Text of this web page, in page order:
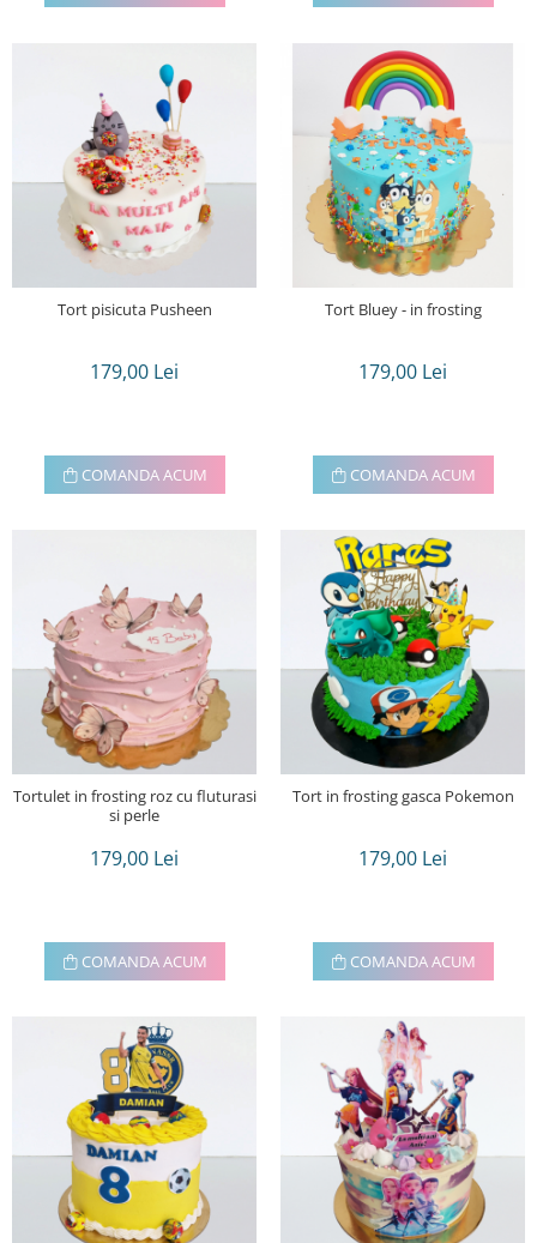
Tort pisicuta Pusheen
179,00 Lei
COMANDA ACUM
Tort Bluey - in frosting
179,00 Lei
COMANDA ACUM
Tortulet in frosting roz cu fluturasi
si perle
179,00 Lei
COMANDA ACUM
Tort in frosting gasca Pokemon
179,00 Lei
COMANDA ACUM